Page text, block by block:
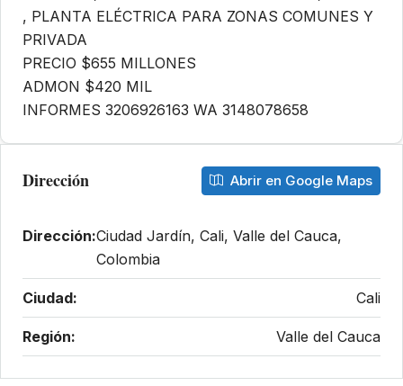
, PLANTA ELÉCTRICA PARA ZONAS COMUNES Y
PRIVADA
PRECIO $655 MILLONES
ADMON $420 MIL
INFORMES 3206926163 WA 3148078658
Dirección Abrir en Google Maps
Dirección:Ciudad Jardín, Cali, Valle del Cauca,
Colombia
Ciudad: Cali
Región: Valle del Cauca